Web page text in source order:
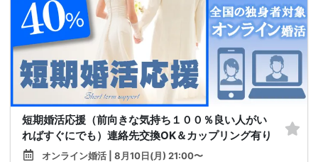
短期婚活応援（前向きな気持ち１００％良い人がい
ればすぐにでも）連絡先交換OK＆カップリング有り
オンライン婚活 | 8月10日(月) 21:00〜